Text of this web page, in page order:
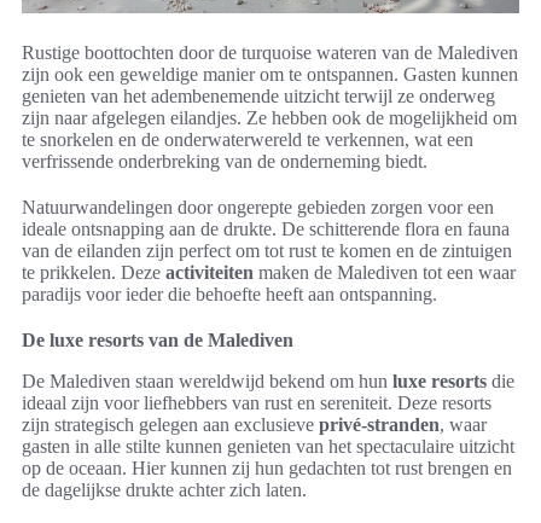
Rustige boottochten door de turquoise wateren van de Malediven
zijn ook een geweldige manier om te ontspannen. Gasten kunnen
genieten van het adembenemende uitzicht terwijl ze onderweg
zijn naar afgelegen eilandjes. Ze hebben ook de mogelijkheid om
te snorkelen en de onderwaterwereld te verkennen, wat een
verfrissende onderbreking van de onderneming biedt.
Natuurwandelingen door ongerepte gebieden zorgen voor een
ideale ontsnapping aan de drukte. De schitterende flora en fauna
van de eilanden zijn perfect om tot rust te komen en de zintuigen
te prikkelen. Deze activiteiten maken de Malediven tot een waar
paradijs voor ieder die behoefte heeft aan ontspanning.
De luxe resorts van de Malediven
De Malediven staan wereldwijd bekend om hun luxe resorts die
ideaal zijn voor liefhebbers van rust en sereniteit. Deze resorts
zijn strategisch gelegen aan exclusieve privé-stranden, waar
gasten in alle stilte kunnen genieten van het spectaculaire uitzicht
op de oceaan. Hier kunnen zij hun gedachten tot rust brengen en
de dagelijkse drukte achter zich laten.